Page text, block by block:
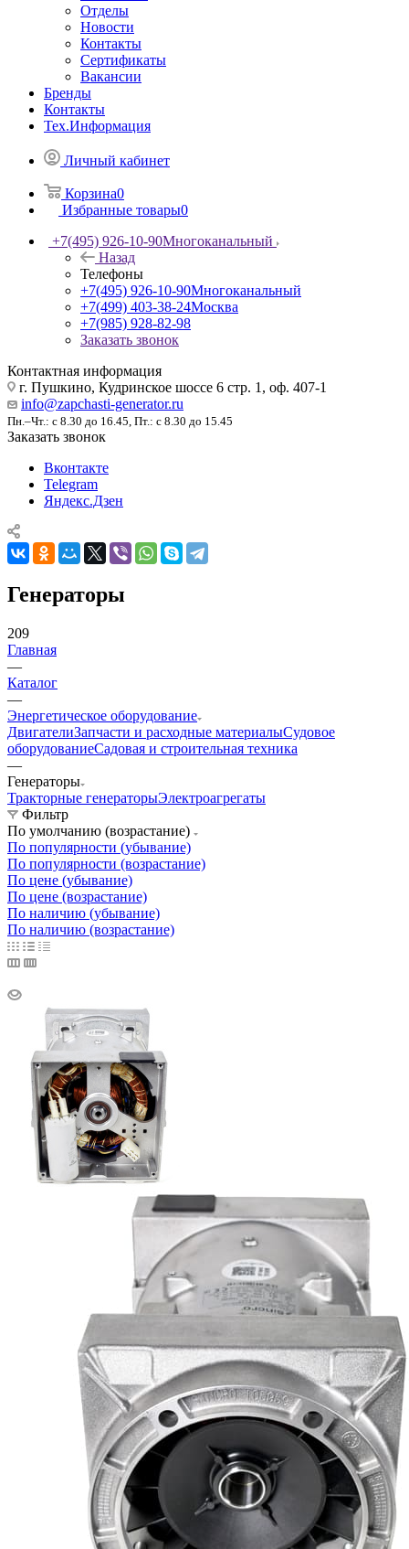
Отделы
Новости
Контакты
Сертификаты
Вакансии
Бренды
Контакты
Тех.Информация
Личный кабинет
Корзина0
Избранные товары0
+7(495) 926-10-90Многоканальный
Назад
Телефоны
+7(495) 926-10-90Многоканальный
+7(499) 403-38-24Москва
+7(985) 928-82-98
Заказать звонок
Контактная информация
г. Пушкино, Кудринское шоссе 6 стр. 1, оф. 407-1
info@zapchasti-generator.ru
Пн.–Чт.: с 8.30 до 16.45, Пт.: с 8.30 до 15.45
Заказать звонок
Вконтакте
Telegram
Яндекс.Дзен
Генераторы
209
Главная
—
Каталог
—
Энергетическое оборудование
ДвигателиЗапчасти и расходные материалыСудовое
оборудованиеСадовая и строительная техника
—
Генераторы
Тракторные генераторыЭлектроагрегаты
Фильтр
По умолчанию (возрастание)
По популярности (убывание)
По популярности (возрастание)
По цене (убывание)
По цене (возрастание)
По наличию (убывание)
По наличию (возрастание)